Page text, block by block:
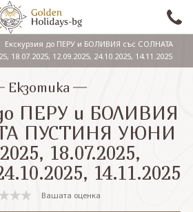
Екскурзия до ПЕРУ и БОЛИВИЯ със СОЛНАТА
12.09.2025, 24.10.2025, 14.11.2025
Екзотика
ПЕРУ и БОЛИВИЯ
ПУСТИНЯ УЮНИ
18.07.2025,
14.11.2025
Вашата оценка